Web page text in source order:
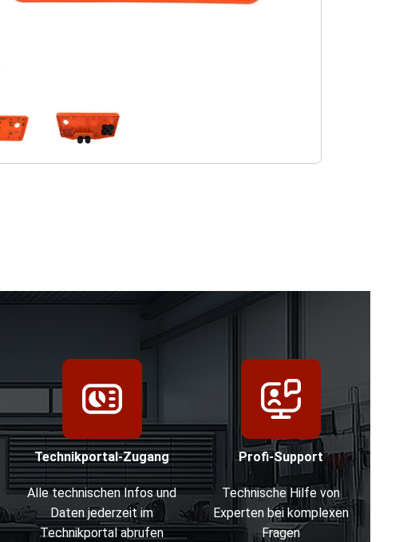
Technikportal-Zugang
Alle technischen Infos und
Daten jederzeit im
Technikportal abrufen
Profi-Support
Technische Hilfe von
Experten bei komplexen
Fragen